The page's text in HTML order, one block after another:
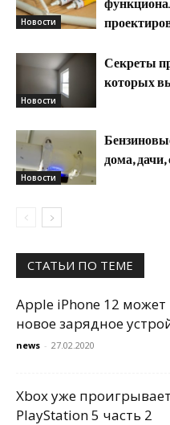
Новости
Новости
Секреты
которых
Новости
дома,
СТАТЬИ ПО ТЕМЕ
Apple iPhone 12
новое зарядное
news - 27.02.2020
Xbox уже
PlayStation 5 часть 2